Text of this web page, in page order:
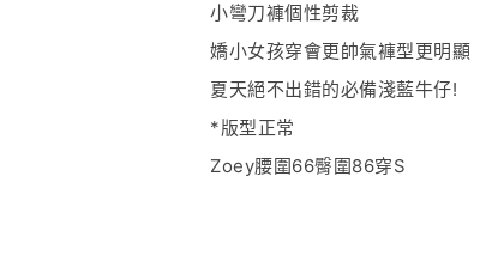
小彎刀褲個性剪裁
嬌小女孩穿會更帥氣褲型更明顯
夏天絕不出錯的必備淺藍牛仔!
*版型正常
Zoey腰圍66臀圍86穿S